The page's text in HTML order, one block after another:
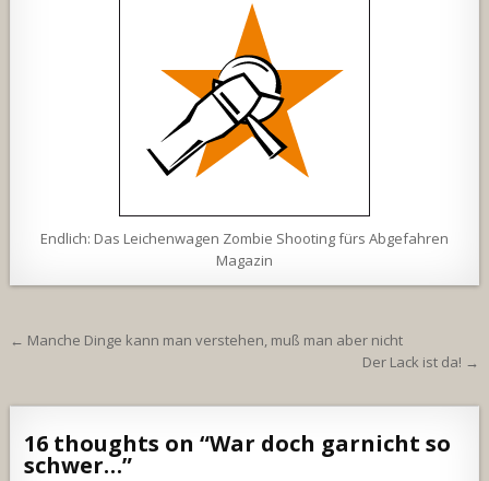
Endlich: Das Leichenwagen Zombie Shooting fürs Abgefahren
Magazin
Beitragsnavigation
← Manche Dinge kann man verstehen, muß man aber nicht
Der Lack ist da! →
16 thoughts on “War doch garnicht so
schwer…”